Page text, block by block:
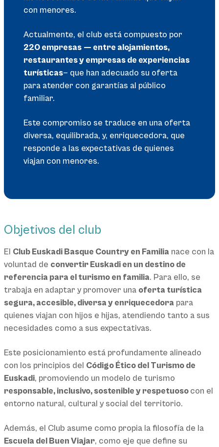
con menores.
Actualmente, el club está compuesto por
220 empresas — entre alojamientos,
restaurantes y empresas de experiencias
turísticas— que han adecuado su oferta
para atender con garantías al público
familiar.
Este compromiso se traduce en una oferta
diversa, equilibrada, y, enriquecedora, que
responde a las expectativas de quienes
viajan con menores.
Objetivos del club
El Club Euskadi Basque Country en Familia nace con la
voluntad de convertir Euskadi en un destino de
referencia para el turismo en familia. Para ello, se
trabaja en adaptar y promover una oferta turística
segura, accesible, diversa y enriquecedora para
quienes viajan con hijos e hijas, atendiendo tanto a sus
necesidades como a sus expectativas.
Este posicionamiento está profundamente alineado
con los principios del Código Ético del Turismo de
Euskadi, promoviendo un modelo de turismo
responsable, inclusivo, sostenible y respetuoso con el
entorno natural, cultural y social del territorio.
Además, el Club asume como propia la filosofía de la
Escuela del Buen Viajar, como eje que define su